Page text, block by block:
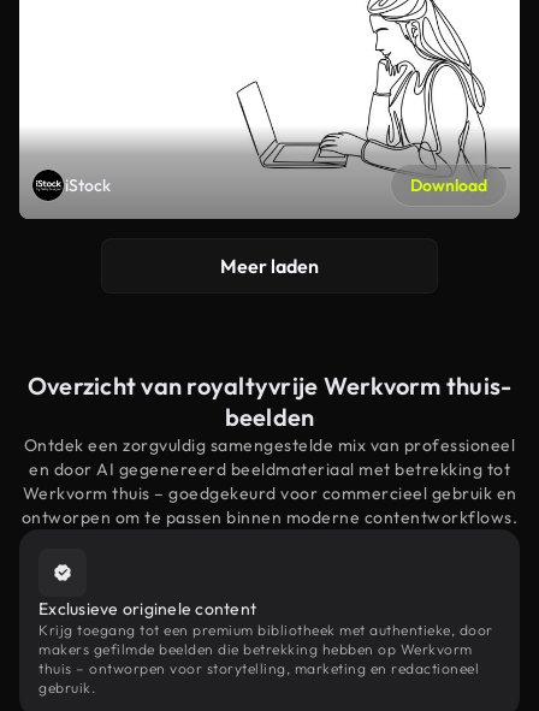
iStock Download
Meer laden
Overzicht van royaltyvrije Werkvorm thuis-
beelden
Ontdek een zorgvuldig samengestelde mix van professioneel
en door AI gegenereerd beeldmateriaal met betrekking tot
Werkvorm thuis – goedgekeurd voor commercieel gebruik en
ontworpen om te passen binnen moderne contentworkflows.
Exclusieve originele content
Krijg toegang tot een premium bibliotheek met authentieke, door
makers gefilmde beelden die betrekking hebben op Werkvorm
thuis – ontworpen voor storytelling, marketing en redactioneel
gebruik.